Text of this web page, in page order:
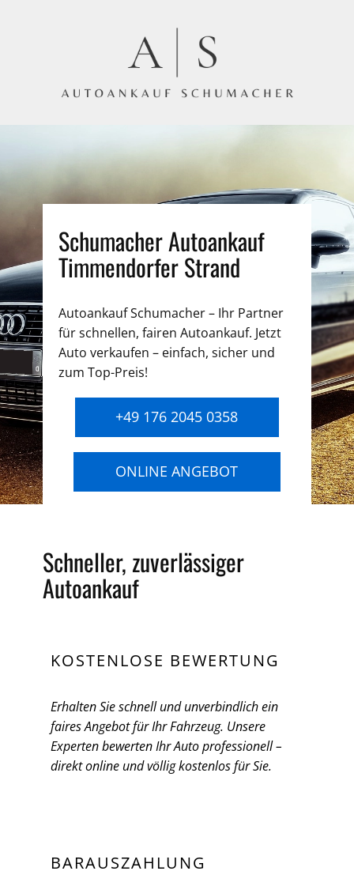
Schumacher Autoankauf
Timmendorfer Strand
Autoankauf Schumacher – Ihr Partner
für schnellen, fairen Autoankauf. Jetzt
Auto verkaufen – einfach, sicher und
zum Top-Preis!
+49 176 2045 0358
ONLINE ANGEBOT
Schneller, zuverlässiger
Autoankauf
KOSTENLOSE BEWERTUNG
Erhalten Sie schnell und unverbindlich ein
faires Angebot für Ihr Fahrzeug. Unsere
Experten bewerten Ihr Auto professionell –
direkt online und völlig kostenlos für Sie.
BARAUSZAHLUNG